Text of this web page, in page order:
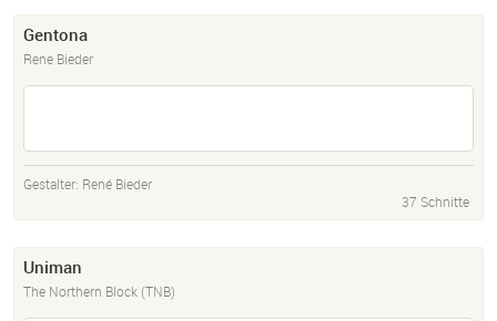
Gentona
Rene Bieder
Gestalter: René Bieder
37 Schnitte
Uniman
The Northern Block (TNB)